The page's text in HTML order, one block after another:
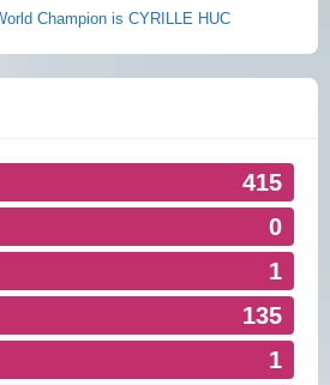
Champion is CYRILLE HUC
415
0
1
135
1